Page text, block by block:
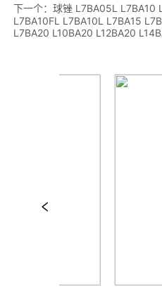
下一个： 球锉 L7BA05L L7BA10
L7BA10FL L7BA10L L7BA15
L7BA20 L10BA20 L12BA20